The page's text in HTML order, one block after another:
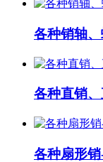
各种销轴
各种直销
各种扇形